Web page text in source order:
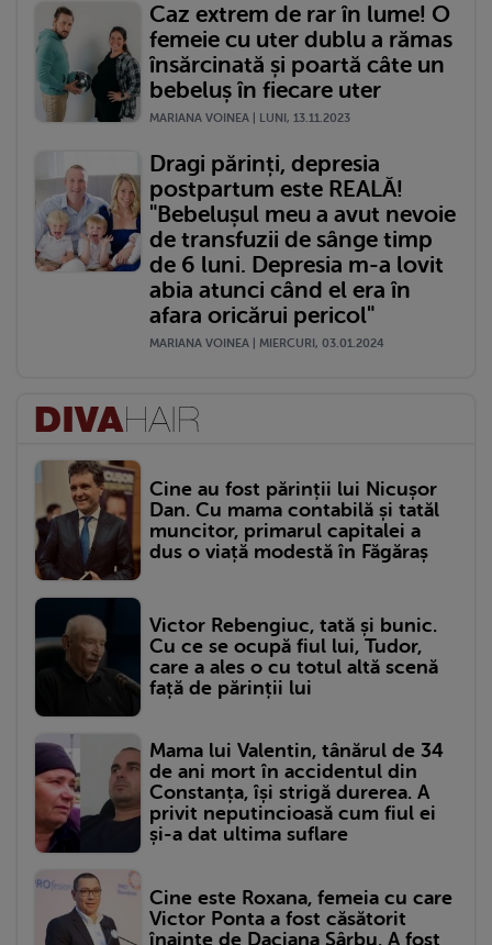
Caz extrem de rar în lume! O
femeie cu uter dublu a rămas
însărcinată și poartă câte un
bebeluș în fiecare uter
MARIANA VOINEA | LUNI, 13.11.2023
Dragi părinți, depresia
postpartum este REALĂ!
"Bebelușul meu a avut nevoie
de transfuzii de sânge timp
de 6 luni. Depresia m-a lovit
abia atunci când el era în
afara oricărui pericol"
MARIANA VOINEA | MIERCURI, 03.01.2024
Cine au fost părinții lui Nicușor
Dan. Cu mama contabilă și tatăl
muncitor, primarul capitalei a
dus o viață modestă în Făgăraș
Victor Rebengiuc, tată și bunic.
Cu ce se ocupă fiul lui, Tudor,
care a ales o cu totul altă scenă
față de părinții lui
Mama lui Valentin, tânărul de 34
de ani mort în accidentul din
Constanța, își strigă durerea. A
privit neputincioasă cum fiul ei
și-a dat ultima suflare
Cine este Roxana, femeia cu care
Victor Ponta a fost căsătorit
înainte de Daciana Sârbu. A fost